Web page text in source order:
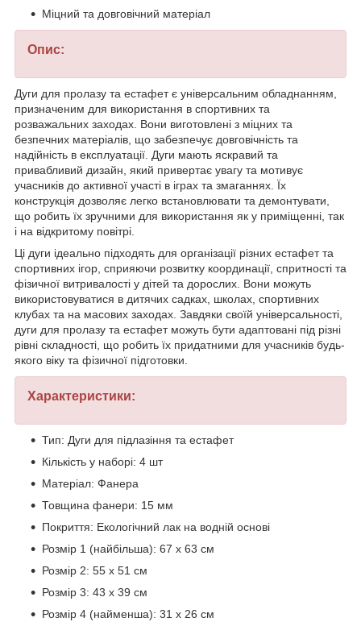
Міцний та довговічний матеріал
Опис:
Дуги для пролазу та естафет є універсальним обладнанням,
призначеним для використання в спортивних та
розважальних заходах. Вони виготовлені з міцних та
безпечних матеріалів, що забезпечує довговічність та
надійність в експлуатації. Дуги мають яскравий та
привабливий дизайн, який привертає увагу та мотивує
учасників до активної участі в іграх та змаганнях. Їх
конструкція дозволяє легко встановлювати та демонтувати,
що робить їх зручними для використання як у приміщенні, так
і на відкритому повітрі.
Ці дуги ідеально підходять для організації різних естафет та
спортивних ігор, сприяючи розвитку координації, спритності та
фізичної витривалості у дітей та дорослих. Вони можуть
використовуватися в дитячих садках, школах, спортивних
клубах та на масових заходах. Завдяки своїй універсальності,
дуги для пролазу та естафет можуть бути адаптовані під різні
рівні складності, що робить їх придатними для учасників будь-
якого віку та фізичної підготовки.
Характеристики:
Тип: Дуги для підлазіння та естафет
Кількість у наборі: 4 шт
Матеріал: Фанера
Товщина фанери: 15 мм
Покриття: Екологічний лак на водній основі
Розмір 1 (найбільша): 67 х 63 см
Розмір 2: 55 х 51 см
Розмір 3: 43 х 39 см
Розмір 4 (найменша): 31 х 26 см